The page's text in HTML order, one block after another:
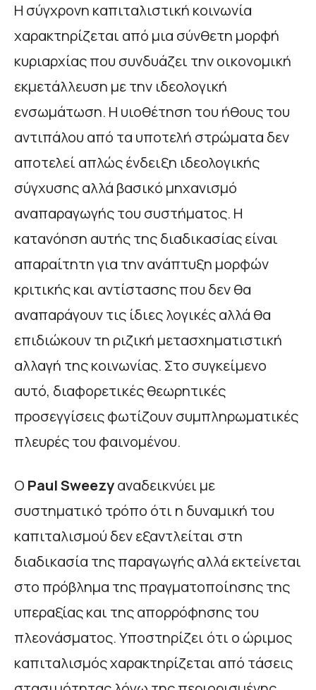
Η σύγχρονη καπιταλιστική κοινωνία
χαρακτηρίζεται από μια σύνθετη μορφή
κυριαρχίας που συνδυάζει την οικονομική
εκμετάλλευση με την ιδεολογική
ενσωμάτωση. Η υιοθέτηση του ήθους του
αντιπάλου από τα υποτελή στρώματα δεν
αποτελεί απλώς ένδειξη ιδεολογικής
σύγχυσης αλλά βασικό μηχανισμό
αναπαραγωγής του συστήματος. Η
κατανόηση αυτής της διαδικασίας είναι
απαραίτητη για την ανάπτυξη μορφών
κριτικής και αντίστασης που δεν θα
αναπαράγουν τις ίδιες λογικές αλλά θα
επιδιώκουν τη ριζική μετασχηματιστική
αλλαγή της κοινωνίας. Στο συγκείμενο
αυτό, διαφορετικές θεωρητικές
προσεγγίσεις φωτίζουν συμπληρωματικές
πλευρές του φαινομένου.
Ο PaulSweezyαναδεικνύει με
συστηματικό τρόπο ότι η δυναμική του
καπιταλισμού δεν εξαντλείται στη
διαδικασία της παραγωγής αλλά εκτείνεται
στο πρόβλημα της πραγματοποίησης της
υπεραξίας και της απορρόφησης του
πλεονάσματος. Υποστηρίζει ότι ο ώριμος
καπιταλισμός χαρακτηρίζεται από τάσεις